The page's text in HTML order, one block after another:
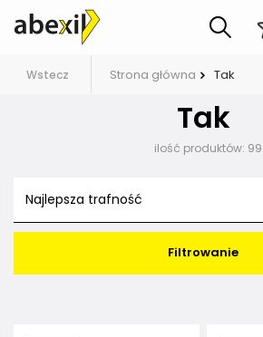
Wstecz Strona główna Tak
Tak
ilość produktów: 99
Najlepsza trafność
Filtrowanie